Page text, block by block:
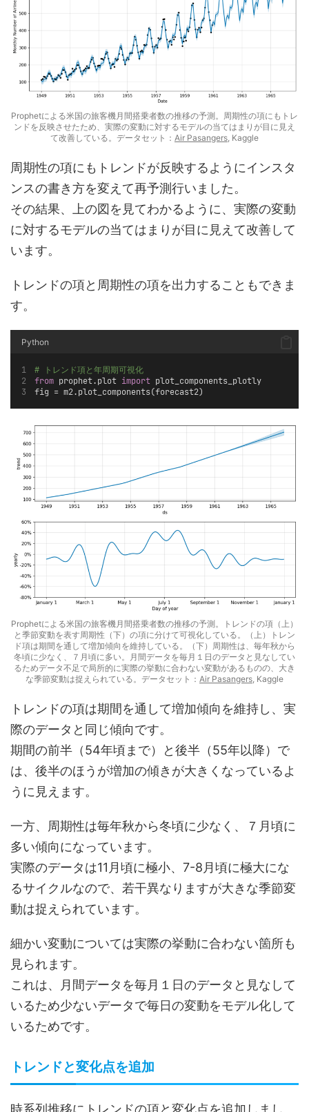
Prophetによる米国の旅客機月間搭乗者数の推移の予測。周期性の項にもトレ
ンドを反映させたため、実際の変動に対するモデルの当てはまりが目に見え
て改善している。データセット： Air Pasangers, Kaggle
周期性の項にもトレンドが反映するようにインスタ
ンスの書き方を変えて再予測行いました。
その結果、上の図を見てわかるように、実際の変動
に対するモデルの当てはまりが目に見えて改善して
います。
トレンドの項と周期性の項を出力することもできま
す。
Python
# トレンド項と年周期可視化
from prophet.plot import plot_components_plotly
fig = m2.plot_components(forecast2)
Prophetによる米国の旅客機月間搭乗者数の推移の予測。トレンドの項（上）
と季節変動を表す周期性（下）の項に分けて可視化している。（上）トレン
ド項は期間を通して増加傾向を維持している。（下）周期性は、毎年秋から
冬頃に少なく、７月頃に多い。月間データを毎月１日のデータと見なしてい
るためデータ不足で局所的に実際の挙動に合わない変動があるものの、大き
な季節変動は捉えられている。データセット： Air Pasangers , Kaggle
トレンドの項は期間を通して増加傾向を維持し、実
際のデータと同じ傾向です。
期間の前半（54年頃まで）と後半（55年以降）で
は、後半のほうが増加の傾きが大きくなっているよ
うに見えます。
一方、周期性は毎年秋から冬頃に少なく、７月頃に
多い傾向になっています。
実際のデータは11月頃に極小、7-8月頃に極大にな
るサイクルなので、若干異なりますが大きな季節変
動は捉えられています。
細かい変動については実際の挙動に合わない箇所も
見られます。
これは、月間データを毎月１日のデータと見なして
いるため少ないデータで毎日の変動をモデル化して
いるためです。
トレンドと変化点を追加
時系列推移にトレンドの項と変化点を追加しまし